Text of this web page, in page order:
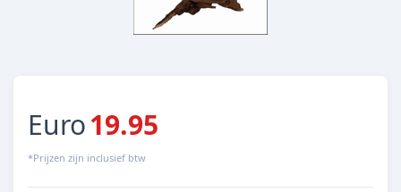
Euro19.95
*Prijzen zijn inclusief btw